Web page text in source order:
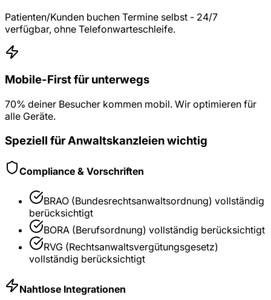
Patienten/Kunden buchen Termine selbst - 24/7
verfügbar, ohne Telefonwarteschleife.
Mobile-First für unterwegs
70% deiner Besucher kommen mobil. Wir optimieren für
alle Geräte.
Speziell fürAnwaltskanzleienwichtig
Compliance & Vorschriften
BRAO (Bundesrechtsanwaltsordnung) vollständig
berücksichtigt
BORA (Berufsordnung) vollständig berücksichtigt
RVG (Rechtsanwaltsvergütungsgesetz)
vollständig berücksichtigt
Nahtlose Integrationen